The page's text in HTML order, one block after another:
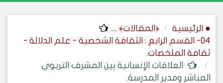
● الرئيسية ﴿المقالات﴾ ....
04- القسم الرابع : الثقافة الشخصية - علم الدلالة -
ثقافة الملخصات.
العلاقات الإنسانية بين المشرف التربوي
المباشر ومدير المدرسة.